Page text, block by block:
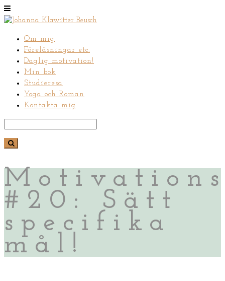
Om mig
Föreläsningar etc.
Daglig motivation!
Min bok
Studieresa
Yoga och Roman
Kontakta mig
#20: Sätt
specifika
mål!